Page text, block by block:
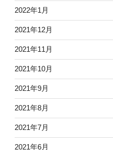
2022年1月
2021年12月
2021年11月
2021年10月
2021年9月
2021年8月
2021年7月
2021年6月